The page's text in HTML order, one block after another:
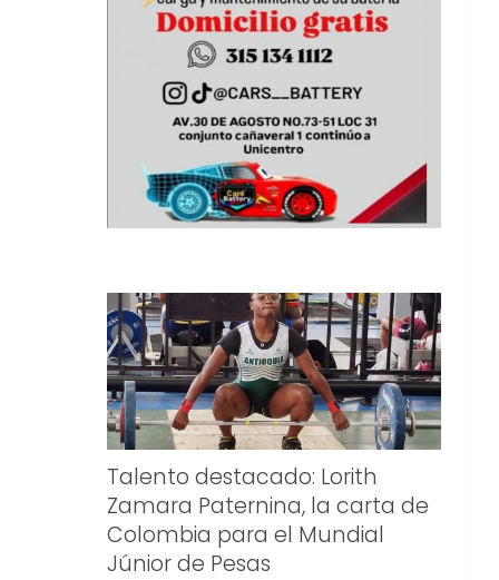
Talento destacado: Lorith
Zamara Paternina, la carta de
Colombia para el Mundial
Júnior de Pesas